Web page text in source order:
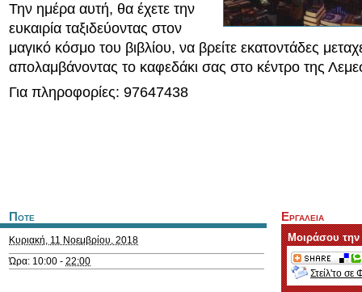
Την ημέρα αυτή, θα έχετε την
ευκαιρία ταξιδεύοντας στον
μαγικό κόσμο του βιβλίου, να βρείτε εκατοντάδες
απολαμβάνοντας το καφεδάκι σας στο κέντρο της
Για πληροφορίες: 97647438
Ποτε
Κυριακή, 11 Νοεμβρίου, 2018
Ώρα: 10:00 - 22:00
Εργαλεια
Μοιράσου
Στείλ'το σε